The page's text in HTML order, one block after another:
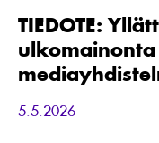
—
audio
ja
ulkomainonta
yhdessä
vaikuttavin
mediayhdistelmä
TIEDOTE:
5.5.2026